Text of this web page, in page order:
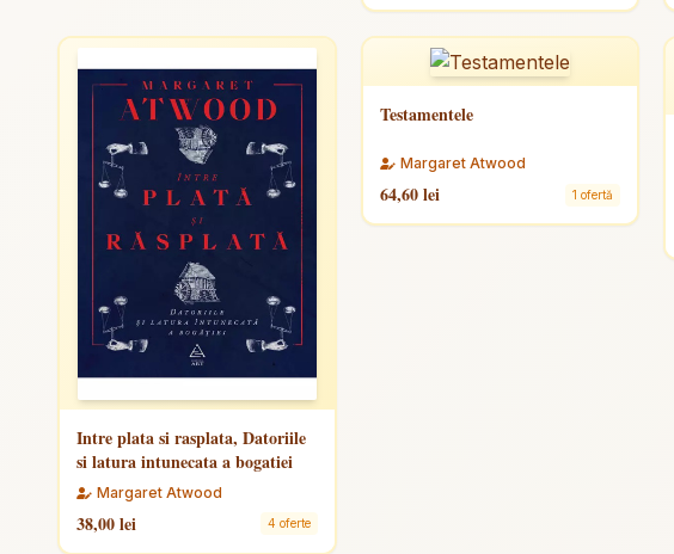
Intre plata si rasplata, Datoriile
si latura intunecata a bogatiei
Margaret Atwood
38,00 lei 4 oferte
Testamentele
Margaret Atwood
64,60 lei 1 ofertă